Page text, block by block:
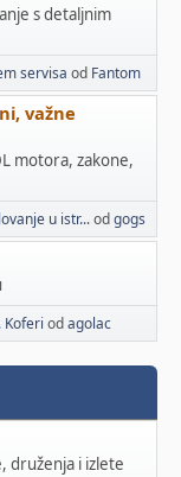
s detaljnim
servisa od Fantom
važne
motora, zakone,
u istr...odgogs
Koferi odagolac
druženja i izlete